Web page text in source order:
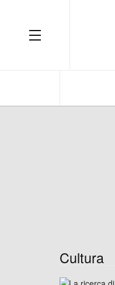
OFF CANVAS
Cultura